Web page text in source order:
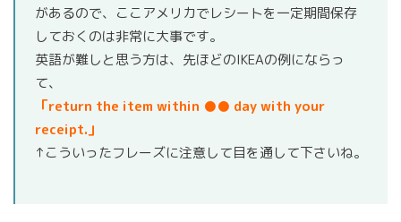
があるので、ここアメリカでレシートを一定期間保存
しておくのは非常に大事です。
英語が難しと思う方は、先ほどのIKEAの例にならっ
て、
「return the item within ●● day with your
receipt.」
↑こういったフレーズに注意して目を通して下さいね。